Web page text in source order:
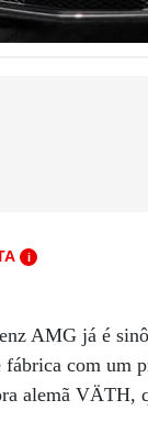
i
AMG já é
com um
alemã VÄTH,